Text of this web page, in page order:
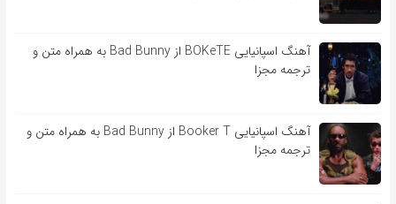
آهنگ اسپانیایی BOKeTE از Bad Bunny به همراه متن و
ترجمه مجزا
آهنگ اسپانیایی Booker T از Bad Bunny به همراه متن و
ترجمه مجزا